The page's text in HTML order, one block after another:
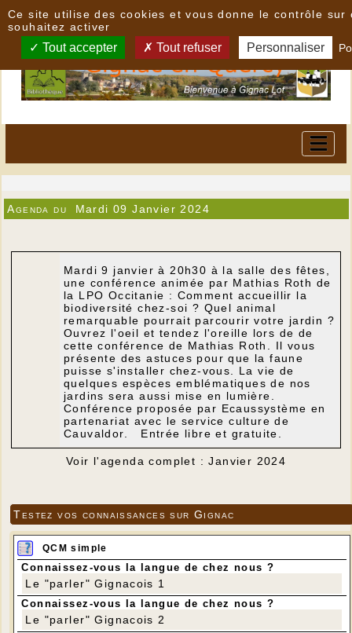
Agenda du Mardi 09 Janvier 2024
Mardi 9 janvier à 20h30 à la salle des fêtes,
une conférence animée par Mathias Roth de
la LPO Occitanie : Comment accueillir la
biodiversité chez-soi ? Quel animal
remarquable pourrait parcourir votre jardin ?
Ouvrez l'oeil et tendez l'oreille lors de de
cette conférence de Mathias Roth. Il vous
présente des astuces pour que la faune
puisse s'installer chez-vous. La vie de
quelques espèces emblématiques de nos
jardins sera aussi mise en lumière.
Conférence proposée par Ecaussystème en
partenariat avec le service culture de
Cauvaldor. Entrée libre et gratuite.
Voir l'agenda complet : Janvier 2024
Testez vos connaissances sur Gignac
QCM simple
Connaissez-vous la langue de chez nous ?
Le "parler" Gignacois 1
Connaissez-vous la langue de chez nous ?
Le "parler" Gignacois 2
Ce site utilise des cookies et vous donne le contrôle sur
souhaitez activer
Tout accepter Tout refuser Personnaliser